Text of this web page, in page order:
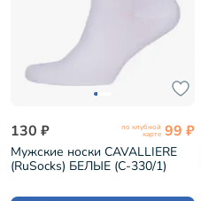
130 ₽ по клубной
карте 99 ₽
Мужские носки CAVALLIERE
(RuSocks) БЕЛЫЕ (С-330/1)